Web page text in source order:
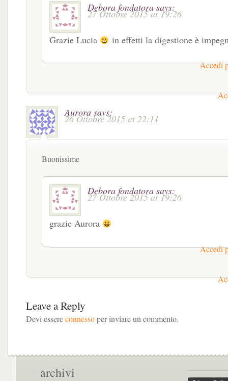
Debora fondatora says:
27 Ottobre 2015 at 19:26
Grazie Lucia in effetti la digestione è
Accedi
Aurora says:
26 Ottobre 2015 at 22:11
Buonissime
Debora fondatora says:
27 Ottobre 2015 at 19:26
grazie Aurora
Accedi
Leave a Reply
Devi essereconnessoper inviare un commento.
archivi